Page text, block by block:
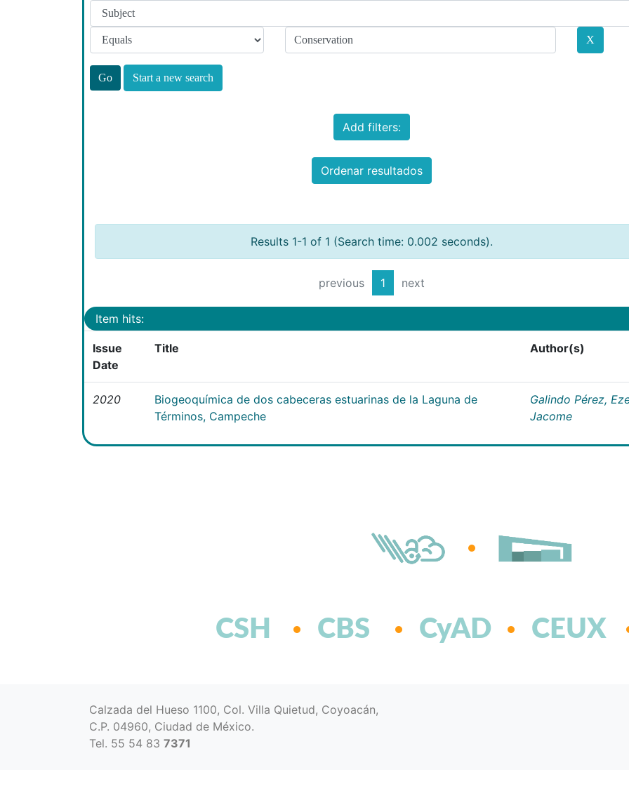
Start a new search
Add filters:
Ordenar resultados
Results 1-1 of 1 (Search time: 0.002 seconds).
previous 1 next
Item hits:
Issue
Date
Title Author(s)
2020
Biogeoquímica de dos cabeceras estuarinas de la Laguna de
Términos, Campeche
Galindo Pérez,
Jacome
CSH CBS CyAD CEUX
Calzada del Hueso 1100, Col. Villa Quietud, Coyoacán,
C.P. 04960, Ciudad de México.
Tel. 55 54 83 7371